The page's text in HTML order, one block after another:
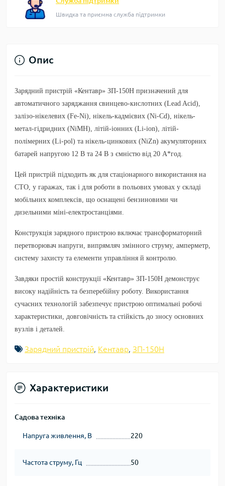
Швидка та приємна служба підтримки
Опис
Зарядний пристрій «Кентавр» ЗП-150Н призначений для
автоматичного заряджання свинцево-кислотних (Lead Acid),
залізо-нікелевих (Fe-Ni), нікель-кадмієвих (Ni-Cd), нікель-
метал-гідридних (NiMH), літій-іонних (Li-ion), літій-
полімерних (Li-pol) та нікель-цинкових (NiZn) акумуляторних
батарей напругою 12 В та 24 В з ємністю від 20 А*год.
Цей пристрій підходить як для стаціонарного використання на
СТО, у гаражах, так і для роботи в польових умовах у складі
мобільних комплексів, що оснащені бензиновими чи
дизельними міні-електростанціями.
Конструкція зарядного пристрою включає трансформаторний
перетворювач напруги, випрямляч змінного струму, амперметр,
систему захисту та елементи управління й контролю.
Завдяки простій конструкції «Кентавр» ЗП-150Н демонструє
високу надійність та безперебійну роботу. Використання
сучасних технологій забезпечує пристрою оптимальні робочі
характеристики, довговічність та стійкість до зносу основних
вузлів і деталей.
Зарядний пристрій, Кентавр, ЗП-150Н
Характеристики
Садова техніка
Напруга живлення, В 220
Частота струму, Гц 50